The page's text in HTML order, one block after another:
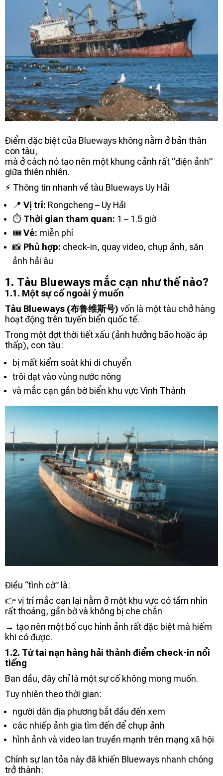
Điểm đặc biệt của Blueways không nằm ở bản thân
con tàu,
mà ở cách nó tạo nên một khung cảnh rất “điện ảnh”
giữa thiên nhiên.
⚡ Thông tin nhanh về tàu Blueways Uy Hải
📍 Vị trí: Rongcheng – Uy Hải
⏱️ Thời gian tham quan: 1 – 1.5 giờ
🎟️Vé: miễn phí
📸 Phù hợp: check-in, quay video, chụp ảnh, săn
ảnh hải âu
1. Tàu Blueways mắc cạn như thế nào?
1.1. Một sự cố ngoài ý muốn
Tàu Blueways (布鲁维斯号) vốn là một tàu chở hàng
hoạt động trên tuyến biển quốc tế.
Trong một đợt thời tiết xấu (ảnh hưởng bão hoặc áp
thấp), con tàu:
bị mất kiểm soát khi di chuyển
trôi dạt vào vùng nước nông
và mắc cạn gần bờ biển khu vực Vinh Thành
Điều “tình cờ” là:
👉 vị trí mắc cạn lại nằm ở một khu vực có tầm nhìn
rất thoáng, gần bờ và không bị che chắn
→ tạo nên một bố cục hình ảnh rất đặc biệt mà hiếm
khi có được.
1.2. Từ tai nạn hàng hải thành điểm check-in nổi
tiếng
Ban đầu, đây chỉ là một sự cố không mong muốn.
Tuy nhiên theo thời gian:
người dân địa phương bắt đầu đến xem
các nhiếp ảnh gia tìm đến để chụp ảnh
hình ảnh và video lan truyền mạnh trên mạng xã hội
Chính sự lan tỏa này đã khiến Blueways nhanh chóng
trở thành: